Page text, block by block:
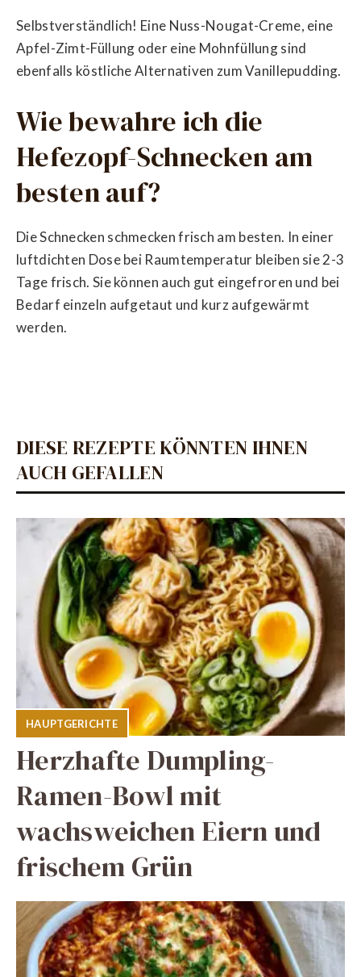
Selbstverständlich! Eine Nuss-Nougat-Creme, eine
Apfel-Zimt-Füllung oder eine Mohnfüllung sind
ebenfalls köstliche Alternativen zum Vanillepudding.
Wie bewahre ich die
Hefezopf-Schnecken am
besten auf?
Die Schnecken schmecken frisch am besten. In einer
luftdichten Dose bei Raumtemperatur bleiben sie 2-3
Tage frisch. Sie können auch gut eingefroren und bei
Bedarf einzeln aufgetaut und kurz aufgewärmt
werden.
DIESE REZEPTE KÖNNTEN IHNEN
AUCH GEFALLEN
HAUPTGERICHTE
Herzhafte Dumpling-
Ramen-Bowl mit
wachsweichen Eiern und
frischem Grün